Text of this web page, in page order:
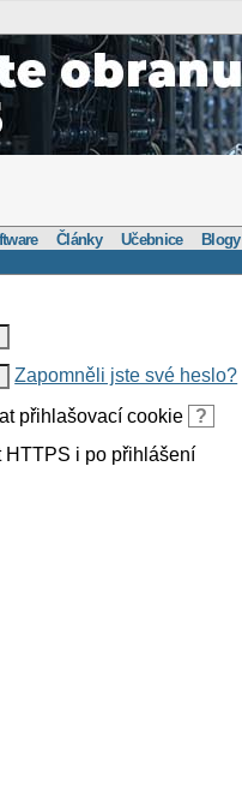
Články Učebnice Blogy
Zapomněli jste své heslo?
přihlašovací cookie
?
HTTPS i po přihlášení